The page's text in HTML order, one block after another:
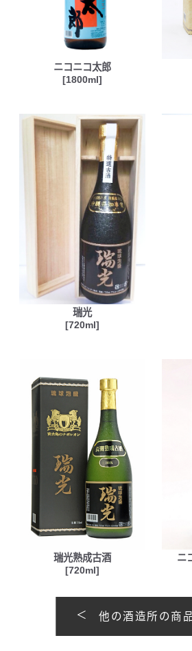
ニコニコ太郎
[1800ml]
瑞光
[720ml]
瑞光熟成古酒
[720ml]
ニ
他の酒造所の商